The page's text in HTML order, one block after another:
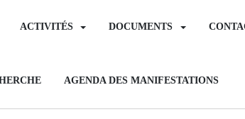
ACTIVITÉS DOCUMENTS
AGENDA DES MANIFESTATIONS